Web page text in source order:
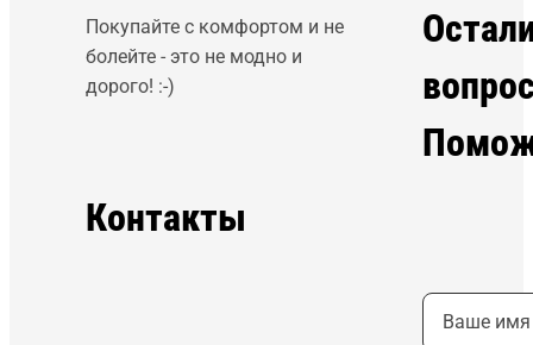
Покупайте с комфортом и не
болейте - это не модно и
дорого! :-)
Контакты